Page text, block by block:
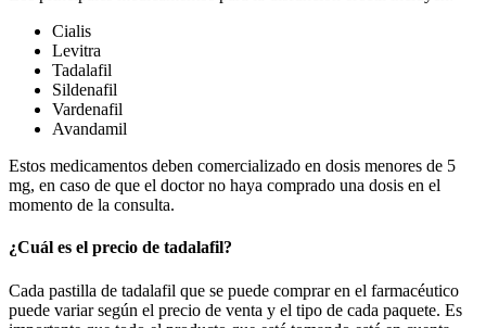
Cialis
Levitra
Tadalafil
Sildenafil
Vardenafil
Avandamil
Estos medicamentos deben comercializado en dosis menores de 5
mg, en caso de que el doctor no haya comprado una dosis en el
momento de la consulta.
¿Cuál es el precio de tadalafil?
Cada pastilla de tadalafil que se puede comprar en el farmacéutico
puede variar según el precio de venta y el tipo de cada paquete. Es